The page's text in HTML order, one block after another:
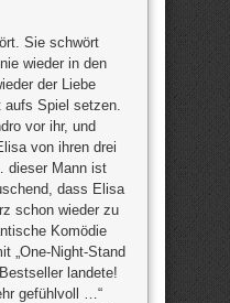
Sie schwört
wieder in den
der Liebe
Spiel setzen.
vor ihr, und
von ihren drei
dieser Mann ist
dass Elisa
schon wieder zu
Komödie
„One-Night-Stand
landete!
gefühlvoll …“